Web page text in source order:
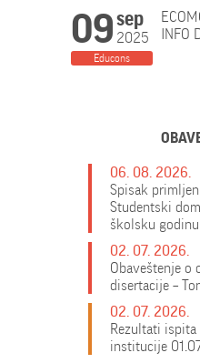
09sep
2025
Educons
INFO
06. 08. 2026.
Spisak
Studentski
školsku
02. 07. 2026.
Obaveštenje o
disertacije –
02. 07. 2026.
Rezultati
institucije